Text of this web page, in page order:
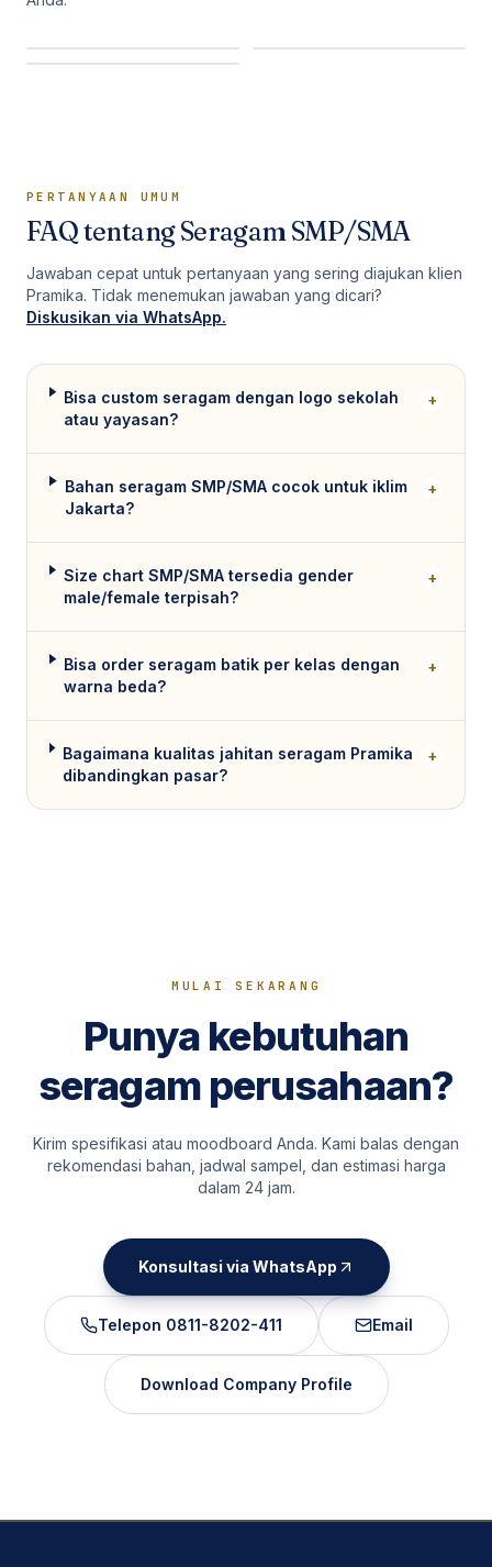
PERTANYAAN UMUM
FAQ tentangSeragam SMP/SMA
Jawaban cepat untuk pertanyaan yang sering diajukan klien
Pramika. Tidak menemukan jawaban yang dicari?
Diskusikan via WhatsApp.
Bisa custom seragam dengan logo sekolah
atau yayasan?
+
Bahan seragam SMP/SMA cocok untuk iklim
Jakarta?
+
Size chart SMP/SMA tersedia gender
male/female terpisah?
+
Bisa order seragam batik per kelas dengan
warna beda?
+
Bagaimana kualitas jahitan seragam Pramika
dibandingkan pasar?
+
MULAI SEKARANG
Punya kebutuhan
seragam perusahaan?
Kirim spesifikasi atau moodboard Anda. Kami balas dengan
rekomendasi bahan, jadwal sampel, dan estimasi harga
dalam 24 jam.
Konsultasi via WhatsApp
Telepon 0811-8202-411 Email
Download Company Profile